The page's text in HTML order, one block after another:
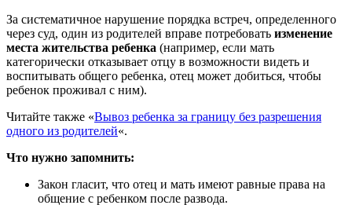
За систематичное нарушение порядка встреч, определенного
через суд, один из родителей вправе потребовать изменение
места жительства ребенка (например, если мать
категорически отказывает отцу в возможности видеть и
воспитывать общего ребенка, отец может добиться, чтобы
ребенок проживал с ним).
Читайте также «Вывоз ребенка за границу без разрешения
одного из родителей«.
Что нужно запомнить:
Закон гласит, что отец и мать имеют равные права на
общение с ребенком после развода.